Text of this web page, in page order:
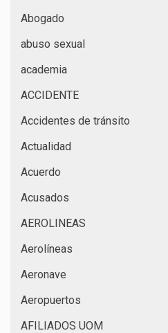
Abogado
abuso sexual
academia
ACCIDENTE
Accidentes de tránsito
Actualidad
Acuerdo
Acusados
AEROLINEAS
Aerolíneas
Aeronave
Aeropuertos
AFILIADOS UOM